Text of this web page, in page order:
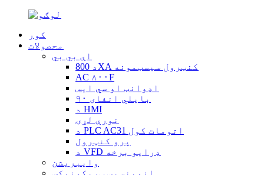
کور
محصولات
اې بي بي
د 800XA کنټرول سیسټمونه
AC ۸۰۰F
اډوانټ او سي ایس
بایلي انفای ۹۰
د HMI
نورې لړۍ
د PLC AC31 اتومات کول
پرو کنټرول
د VFD ډرایو برخه
وایبریشن
انوینسيس ټریکونیکس